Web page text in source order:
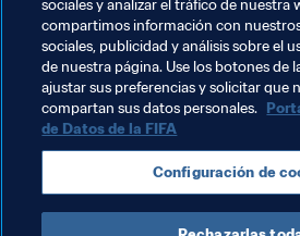
Temas relacionados
Órganos Judiciales Legal
United Arab Emirates AFC
sociales y analizar el tráfico de nuestra
compartimos información con
sociales, publicidad y análisis sobre el
de nuestra página. Use los botones de
ajustar sus preferencias y solicitar que
compartan sus datos personales.
de Datos de la FIFA
Configuración de